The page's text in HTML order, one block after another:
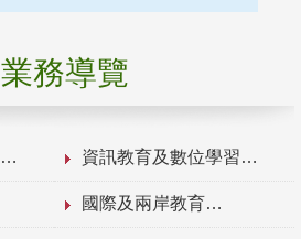
業務導覽
資訊教育及數位學習
國際及兩岸教育